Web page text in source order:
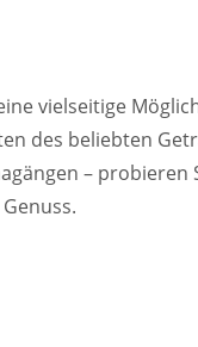
vielseitige
des beliebten
– probieren